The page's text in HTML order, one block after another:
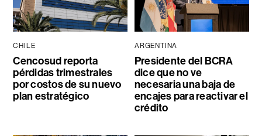
CHILE
Cencosud reporta
pérdidas trimestrales
por costos de su nuevo
plan estratégico
ARGENTINA
Presidente del BCRA
dice que no ve
necesaria una baja de
encajes para reactivar el
crédito